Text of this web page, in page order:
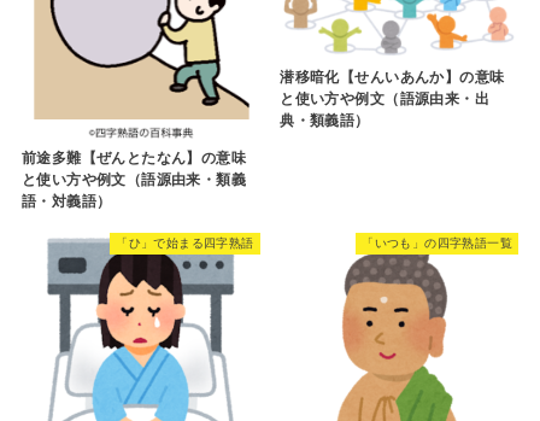
前途多難【ぜんとたなん】の意味
と使い方や例文（語源由来・類義
語・対義語）
潜移暗化【せんいあんか】の意味
と使い方や例文（語源由来・出
典・類義語）
「ひ」で始まる四字熟語 「いつも」の四字熟語一覧